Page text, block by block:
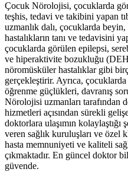
Çocuk Nörolojisi, çocuklarda
teşhis, tedavi ve takibini yapan
uzmanlık dalı, çocuklarda
hastalıkların tanı ve tedavisini
çocuklarda görülen epilepsi,
ve hiperaktivite bozukluğu
nöromüsküler hastalıklar gibi
gerçekleştirir. Ayrıca,
öğrenme güçlükleri, davranış
Nörolojisi uzmanları tarafından
hizmetleri açısından sürekli
doktorlara ulaşımın
veren sağlık kuruluşları ve
hasta memnuniyeti ve kaliteli
çıkmaktadır. En güncel doktor
güvende.